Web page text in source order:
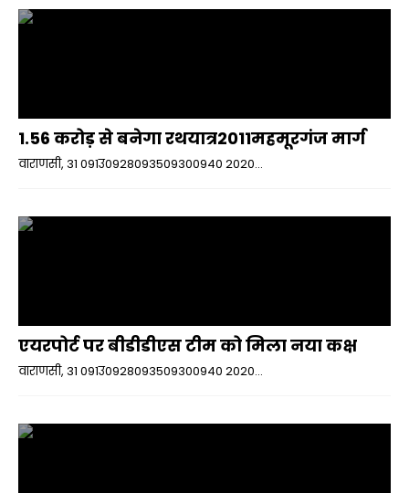
1.56 करोड़ से बनेगा रथयात्र2011महमूरगंज मार्ग
वाराणसी, 31 091उ0928093509300940 2020...
एयरपोर्ट पर बीडीडीएस टीम को मिला नया कक्ष
वाराणसी, 31 091उ0928093509300940 2020...